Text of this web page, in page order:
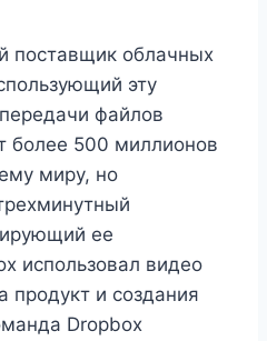
поставщик облачных
эту
файлов
более 500 миллионов
миру, но
ее
использовал видео
продукт и создания
Dropbox